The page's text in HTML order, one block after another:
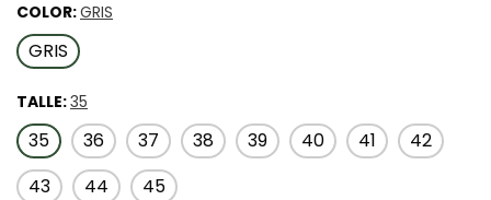
COLOR:GRIS
GRIS
TALLE:35
35 36 37 38 39 40 41
42
43
44 45